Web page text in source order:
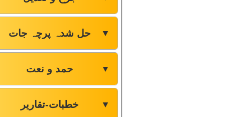
حل شدہ پرچہ جات ▼
حمد و نعت ▼
خطبات-تقاریر ▼